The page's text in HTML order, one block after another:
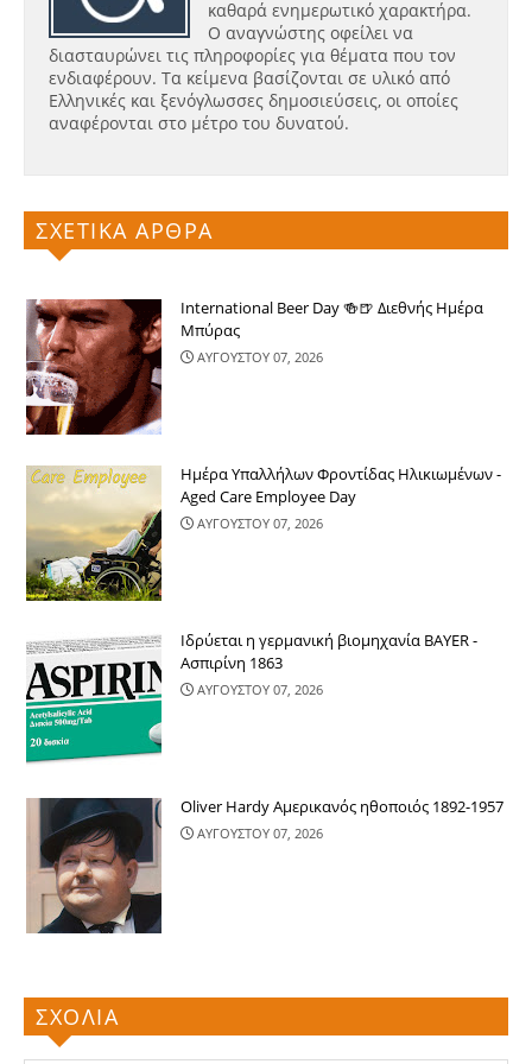
καθαρά ενημερωτικό χαρακτήρα.
Ο αναγνώστης οφείλει να
διασταυρώνει τις πληροφορίες για θέματα που τον
ενδιαφέρουν. Τα κείμενα βασίζονται σε υλικό από
Ελληνικές και ξενόγλωσσες δημοσιεύσεις, οι οποίες
αναφέρονται στο μέτρο του δυνατού.
ΣΧΕΤΙΚΑ ΑΡΘΡΑ
International Beer Day 🍻🍺 Διεθνής Ημέρα
Μπύρας
ΑΥΓΟΥΣΤΟΥ 07, 2026
Ημέρα Υπαλλήλων Φροντίδας Ηλικιωμένων -
Aged Care Employee Day
ΑΥΓΟΥΣΤΟΥ 07, 2026
Ιδρύεται η γερμανική βιομηχανία BAYER -
Ασπιρίνη 1863
ΑΥΓΟΥΣΤΟΥ 07, 2026
Oliver Hardy Αμερικανός ηθοποιός 1892-1957
ΑΥΓΟΥΣΤΟΥ 07, 2026
ΣΧΟΛΙΑ